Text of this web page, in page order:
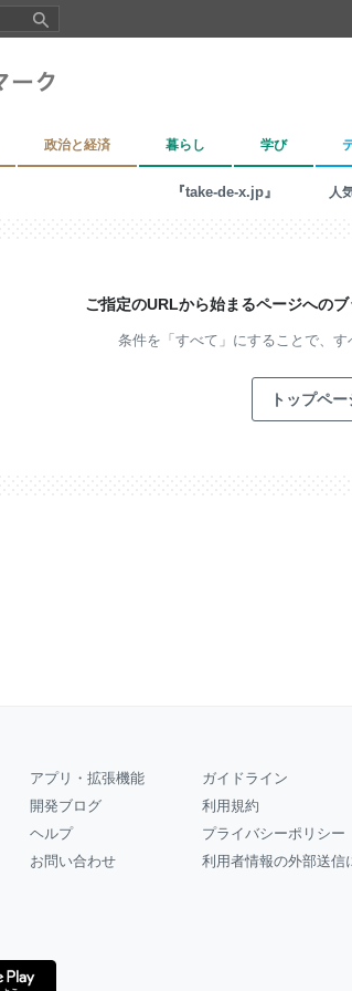
政治と経済 暮らし 学び
『take-de-x.jp』 人
ご指定のURLから始まるページへのブ
条件を「すべて」にすることで、 す
トップペ
アプリ・拡張機能
開発ブログ
ヘルプ
お問い合わせ
ガイドライン
利用規約
プライバシーポリシー
利用者情報の外部送信